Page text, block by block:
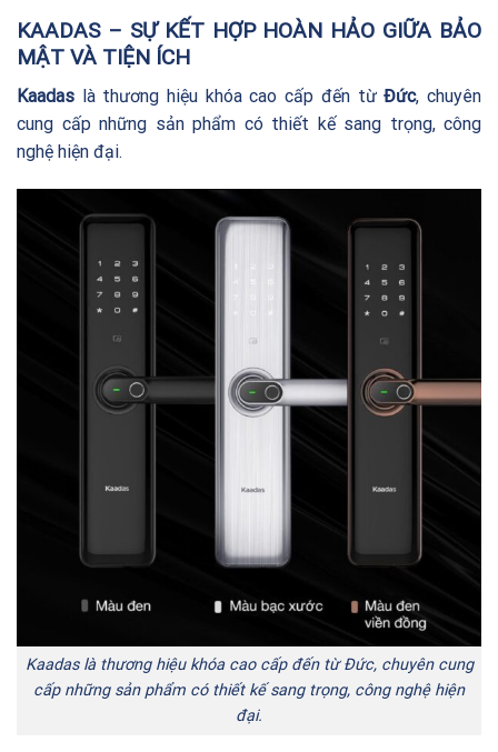
KAADAS – SỰ KẾT HỢP HOÀN HẢO GIỮA BẢO
MẬT VÀ TIỆN ÍCH
Kaadas là thương hiệu khóa cao cấp đến từĐức, chuyên
cung cấp những sản phẩm có thiết kế sang trọng, công
nghệ hiện đại.
Kaadas là thương hiệu khóa cao cấp đến từ Đức, chuyên cung
cấp những sản phẩm có thiết kế sang trọng, công nghệ hiện
đại.